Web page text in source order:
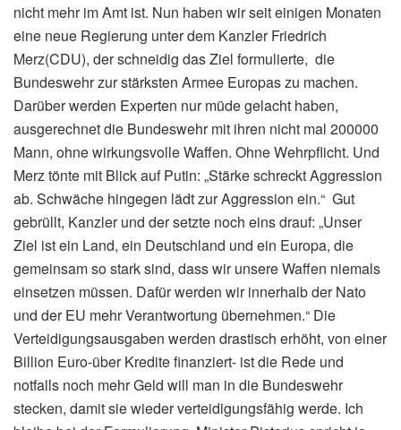
nicht mehr im Amt ist. Nun haben wir seit einigen Monaten
eine neue Regierung unter dem Kanzler Friedrich
Merz(CDU), der schneidig das Ziel formulierte, die
Bundeswehr zur stärksten Armee Europas zu machen.
Darüber werden Experten nur müde gelacht haben,
ausgerechnet die Bundeswehr mit ihren nicht mal 200000
Mann, ohne wirkungsvolle Waffen. Ohne Wehrpflicht. Und
Merz tönte mit Blick auf Putin: „Stärke schreckt Aggression
ab. Schwäche hingegen lädt zur Aggression ein.“ Gut
gebrüllt, Kanzler und der setzte noch eins drauf: „Unser
Ziel ist ein Land, ein Deutschland und ein Europa, die
gemeinsam so stark sind, dass wir unsere Waffen niemals
einsetzen müssen. Dafür werden wir innerhalb der Nato
und der EU mehr Verantwortung übernehmen.“ Die
Verteidigungsausgaben werden drastisch erhöht, von einer
Billion Euro-über Kredite finanziert- ist die Rede und
notfalls noch mehr Geld will man in die Bundeswehr
stecken, damit sie wieder verteidigungsfähig werde. Ich